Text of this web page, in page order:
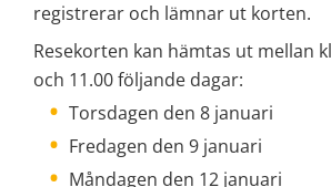
registrerar och lämnar ut korten.
Resekorten kan hämtas ut mellan
och 11.00 följande dagar:
Torsdagen den 8 januari
Fredagen den 9 januari
Måndagen den 12 januari